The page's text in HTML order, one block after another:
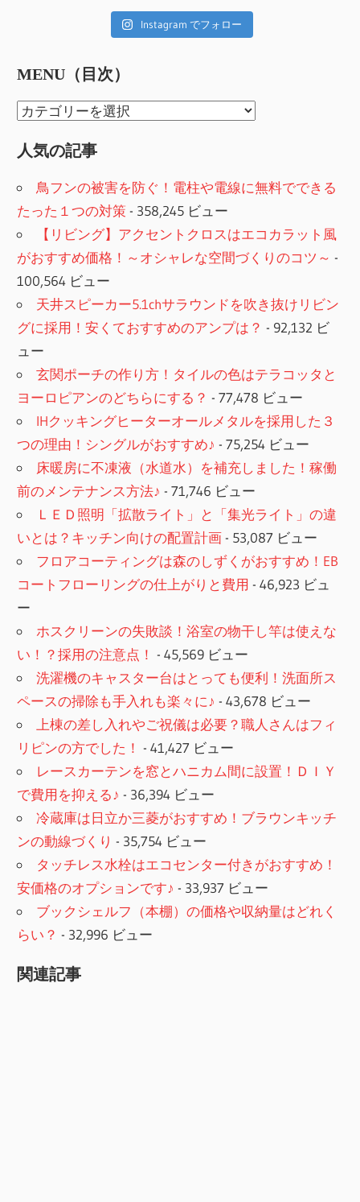
Instagram でフォロー
MENU（目次）
MENU（目
人気の記事
鳥フンの被害を防ぐ！電柱や電線に無料でできる
たった１つの対策 - 358,245 ビュー
【リビング】アクセントクロスはエコカラット風
がおすすめ価格！～オシャレな空間づくりのコツ～ -
100,564 ビュー
天井スピーカー5.1chサラウンドを吹き抜けリビン
グに採用！安くておすすめのアンプは？ - 92,132 ビ
ュー
玄関ポーチの作り方！タイルの色はテラコッタと
ヨーロピアンのどちらにする？ - 77,478 ビュー
IHクッキングヒーターオールメタルを採用した３
つの理由！シングルがおすすめ♪ - 75,254 ビュー
床暖房に不凍液（水道水）を補充しました！稼働
前のメンテナンス方法♪ - 71,746 ビュー
ＬＥＤ照明「拡散ライト」と「集光ライト」の違
いとは？キッチン向けの配置計画- 53,087 ビュー
フロアコーティングは森のしずくがおすすめ！EB
コートフローリングの仕上がりと費用 - 46,923 ビュ
ー
ホスクリーンの失敗談！浴室の物干し竿は使えな
い！？採用の注意点！ - 45,569 ビュー
洗濯機のキャスター台はとっても便利！洗面所ス
ペースの掃除も手入れも楽々に♪ - 43,678 ビュー
上棟の差し入れやご祝儀は必要？職人さんはフィ
リピンの方でした！ - 41,427 ビュー
レースカーテンを窓とハニカム間に設置！ＤＩＹ
で費用を抑える♪ - 36,394 ビュー
冷蔵庫は日立か三菱がおすすめ！ブラウンキッチ
ンの動線づくり - 35,754 ビュー
タッチレス水栓はエコセンター付きがおすすめ！
安価格のオプションです♪ - 33,937 ビュー
ブックシェルフ（本棚）の価格や収納量はどれく
らい？ - 32,996 ビュー
関連記事